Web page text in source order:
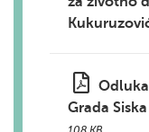
Grada